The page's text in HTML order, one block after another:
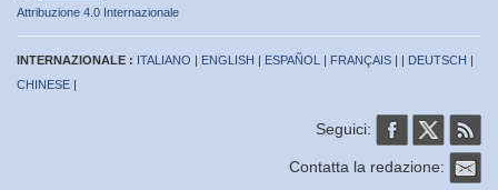
Attribuzione 4.0 Internazionale
INTERNAZIONALE : ITALIANO | ENGLISH | ESPAÑOL | FRANÇAIS | | DEUTSCH |
CHINESE |
Seguici:
Contatta la redazione: